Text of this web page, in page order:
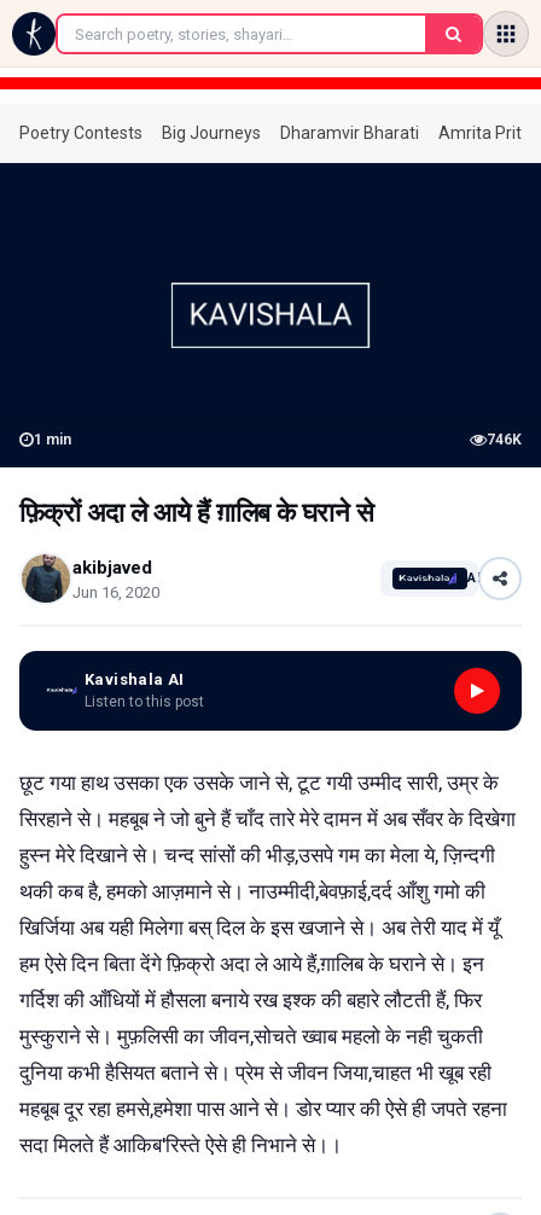
←
Poetry Contests Big Journeys Dharamvir Bharati Amrita
1 min 746K
फ़िक्रों अदा ले आये हैं ग़ालिब के घराने से
akibjaved
Jun 16, 2020
AI
Kavishala AI
Listen to this post
छूट गया हाथ उसका एक उसके जाने से, टूट गयी उम्मीद सारी, उम्र के
सिरहाने से। महबूब ने जो बुने हैं चाँद तारे मेरे दामन में अब सँवर के दिखेगा
हुस्न मेरे दिखाने से। चन्द सांसों की भीड़,उसपे गम का मेला ये, ज़िन्दगी
थकी कब है, हमको आज़माने से। नाउम्मीदी,बेवफ़ाई,दर्द आँशु गमो की
खिर्जिया अब यही मिलेगा बस् दिल के इस खजाने से। अब तेरी याद में यूँ
हम ऐसे दिन बिता देंगे फ़िक्रो अदा ले आये हैं,ग़ालिब के घराने से। इन
गर्दिश की आँधियों में हौसला बनाये रख इश्क की बहारे लौटती हैं, फिर
मुस्कुराने से। मुफ़लिसी का जीवन,सोचते ख्वाब महलो के नही चुकती
दुनिया कभी हैसियत बताने से। प्रेम से जीवन जिया,चाहत भी खूब रही
महबूब दूर रहा हमसे,हमेशा पास आने से। डोर प्यार की ऐसे ही जपते रहना
सदा मिलते हैं आकिब'रिस्ते ऐसे ही निभाने से।।